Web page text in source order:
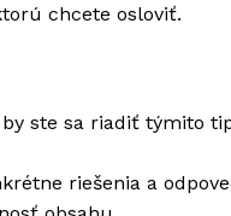
chcete osloviť.
ste sa riadiť týmito
riešenia a